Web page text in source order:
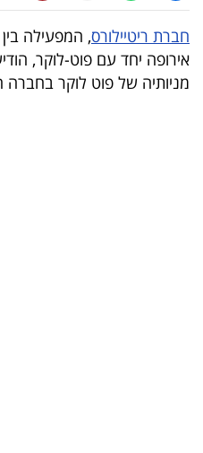
טלוויזיה
עסקי
ספורט
חברת ריטיילורס, המפעילה בין
אירופה יחד עם פוט-לוקר,
מניותיה של פוט לוקר